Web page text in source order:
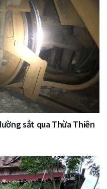
sắt qua Thừa Thiên